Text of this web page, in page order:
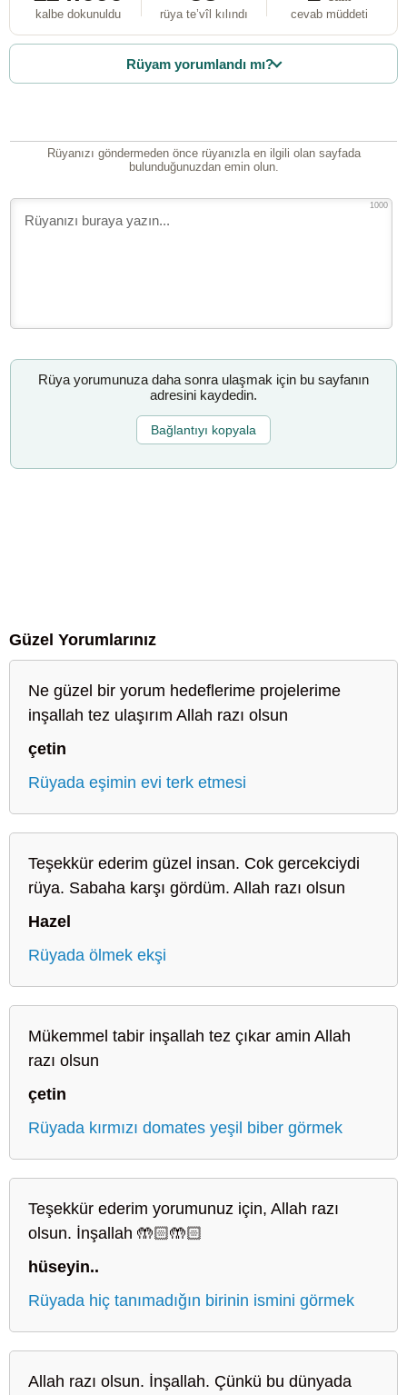
kalbe dokunuldu rüya te’vîl kılındı
cevab müddeti
Rüyam yorumlandı mı?
Rüyanızı göndermeden önce rüyanızla en ilgili olan sayfada
bulunduğunuzdan emin olun.
1000
Rüya yorumunuza daha sonra ulaşmak için bu sayfanın
adresini kaydedin.
Bağlantıyı kopyala
Güzel Yorumlarınız
Ne güzel bir yorum hedeflerime projelerime
inşallah tez ulaşırım Allah razı olsun
çetin
Rüyada eşimin evi terk etmesi
Teşekkür ederim güzel insan. Cok gercekciydi
rüya. Sabaha karşı gördüm. Allah razı olsun
Hazel
Rüyada ölmek ekşi
Mükemmel tabir inşallah tez çıkar amin Allah
razı olsun
çetin
Rüyada kırmızı domates yeşil biber görmek
Teşekkür ederim yorumunuz için, Allah razı
olsun. İnşallah 🤲🏻🤲🏻
hüseyin..
Rüyada hiç tanımadığın birinin ismini görmek
Allah razı olsun. İnşallah. Çünkü bu dünyada